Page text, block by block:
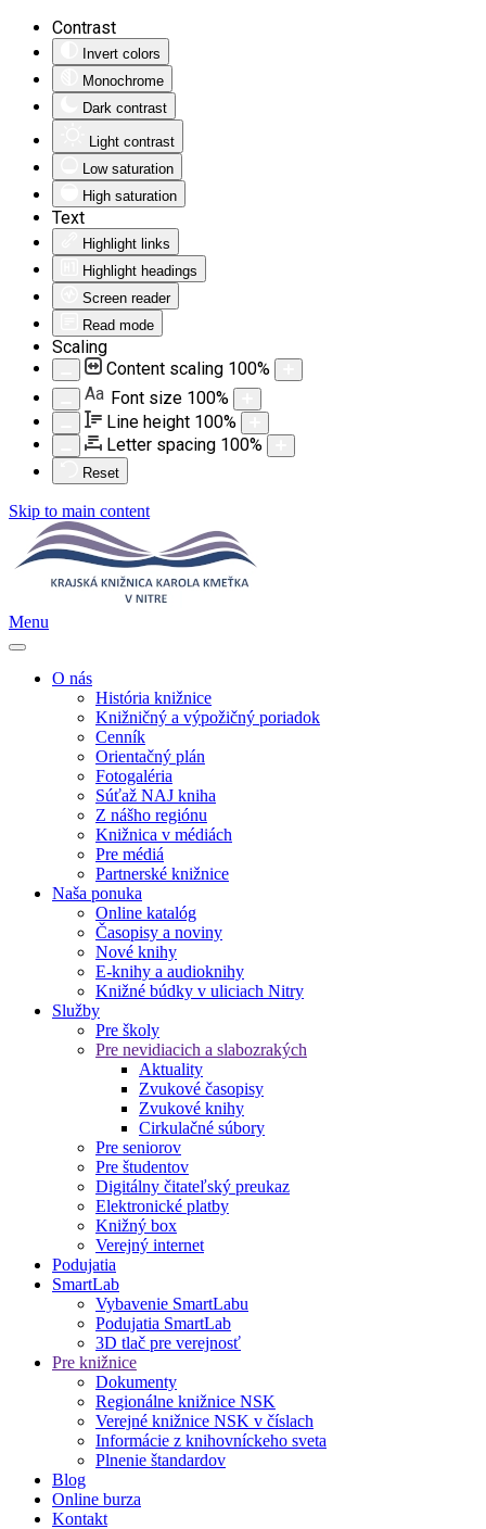
Contrast
Invert colors
Monochrome
Dark contrast
Light contrast
Low saturation
High saturation
Text
Highlight links
Highlight headings
Screen reader
Read mode
Scaling
Content scaling 100%
Aa Font size 100%
Line height 100%
Letter spacing 100%
Reset
Skip to main content
Menu
O nás
História knižnice
Knižničný a výpožičný poriadok
Cenník
Orientačný plán
Fotogaléria
Súťaž NAJ kniha
Z nášho regiónu
Knižnica v médiách
Pre médiá
Partnerské knižnice
Naša ponuka
Online katalóg
Časopisy a noviny
Nové knihy
E-knihy a audioknihy
Knižné búdky v uliciach Nitry
Služby
Pre školy
Pre nevidiacich a slabozrakých
Aktuality
Zvukové časopisy
Zvukové knihy
Cirkulačné súbory
Pre seniorov
Pre študentov
Digitálny čitateľský preukaz
Elektronické platby
Knižný box
Verejný internet
Podujatia
SmartLab
Vybavenie SmartLabu
Podujatia SmartLab
3D tlač pre verejnosť
Pre knižnice
Dokumenty
Regionálne knižnice NSK
Verejné knižnice NSK v číslach
Informácie z knihovníckeho sveta
Plnenie štandardov
Blog
Online burza
Kontakt